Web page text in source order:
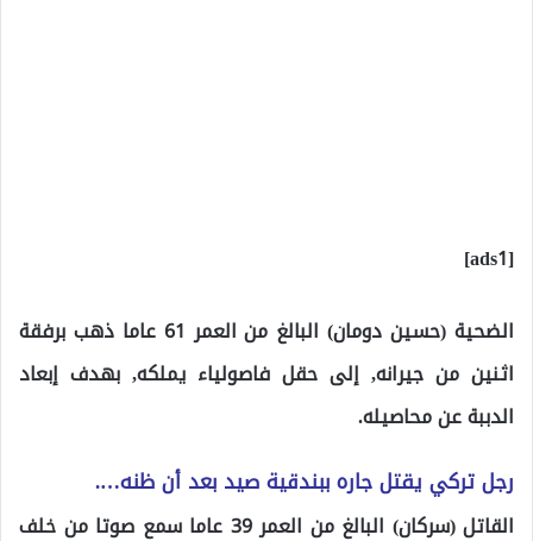
[ads1]
الضحية (حسين دومان) البالغ من العمر 61 عاما ذهب برفقة
اثنين من جيرانه, إلى حقل فاصولياء يملكه, بهدف إبعاد
الدببة عن محاصيله.
رجل تركي يقتل جاره ببندقية صيد بعد أن ظنه….
القاتل (سركان) البالغ من العمر 39 عاما سمع صوتا من خلف